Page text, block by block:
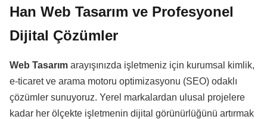
Han Web Tasarım ve Profesyonel
Dijital Çözümler
Web Tasarım arayışınızda işletmeniz için kurumsal kimlik,
e-ticaret ve arama motoru optimizasyonu (SEO) odaklı
çözümler sunuyoruz. Yerel markalardan ulusal projelere
kadar her ölçekte işletmenin dijital görünürlüğünü artırmak